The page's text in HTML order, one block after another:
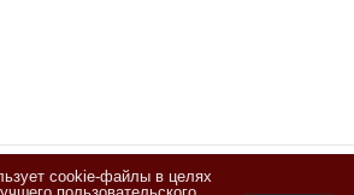
cookie-файлы в целях